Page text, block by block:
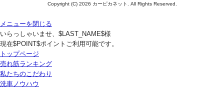
Copyright (C) 2026 カーピカネット. All Rights Reserved.
メニューを閉じる
いらっしゃいませ、$LAST_NAME$様
現在$POINT$ポイントご利用可能です。
トップページ
売れ筋ランキング
私たちのこだわり
洗車ノウハウ